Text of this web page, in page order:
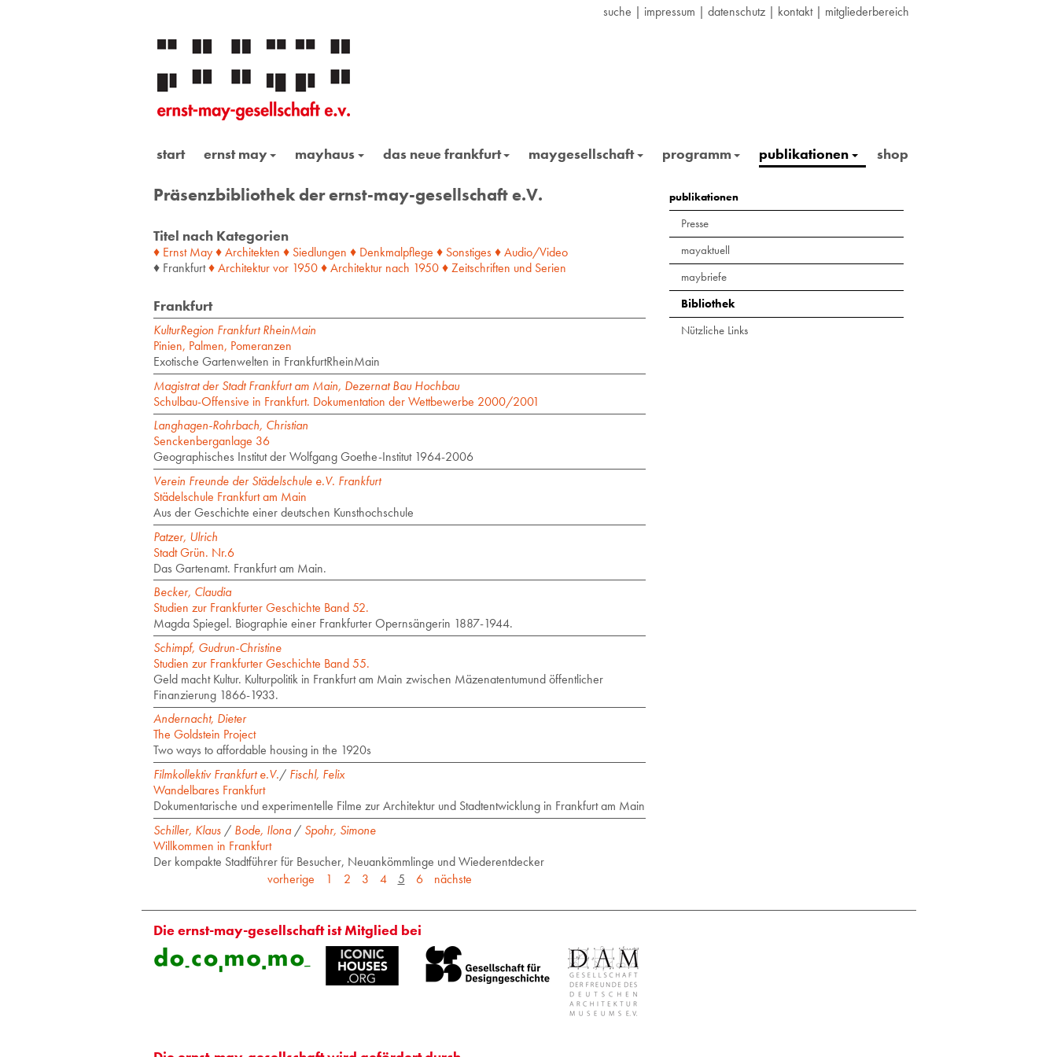
suche | impressum | datenschutz | kontakt| mitgliederbereich
start ernst may mayhaus das neue frankfurt maygesellschaft programm publikationen shop
Präsenzbibliothek der ernst-may-gesellschaft e.V.
Titel nach Kategorien
♦ Ernst May ♦ Architekten ♦ Siedlungen ♦ Denkmalpflege ♦ Sonstiges ♦ Audio/Video
♦ Frankfurt♦ Architektur vor 1950 ♦ Architektur nach 1950 ♦ Zeitschriften und Serien
Frankfurt
KulturRegion Frankfurt RheinMain
Pinien, Palmen, Pomeranzen
Exotische Gartenwelten in FrankfurtRheinMain
Magistrat der Stadt Frankfurt am Main, Dezernat Bau Hochbau
Schulbau-Offensive in Frankfurt. Dokumentation der Wettbewerbe 2000/2001
Langhagen-Rohrbach, Christian
Senckenberganlage 36
Geographisches Institut der Wolfgang Goethe-Institut 1964-2006
Verein Freunde der Städelschule e.V. Frankfurt
Städelschule Frankfurt am Main
Aus der Geschichte einer deutschen Kunsthochschule
Patzer, Ulrich
Stadt Grün. Nr.6
Das Gartenamt. Frankfurt am Main.
Becker, Claudia
Studien zur Frankfurter Geschichte Band 52.
Magda Spiegel. Biographie einer Frankfurter Opernsängerin 1887-1944.
Schimpf, Gudrun-Christine
Studien zur Frankfurter Geschichte Band 55.
Geld macht Kultur. Kulturpolitik in Frankfurt am Main zwischen Mäzenatentumund öffentlicher
Finanzierung 1866-1933.
Andernacht, Dieter
The Goldstein Project
Two ways to affordable housing in the 1920s
Filmkollektiv Frankfurt e.V./ Fischl, Felix
Wandelbares Frankfurt
Dokumentarische und experimentelle Filme zur Architektur und Stadtentwicklung in Frankfurt am Main
Schiller, Klaus / Bode, Ilona/ Spohr, Simone
Willkommen in Frankfurt
Der kompakte Stadtführer für Besucher, Neuankömmlinge und Wiederentdecker
vorherige
1 2 3 4 5 6 nächste
publikationen
Presse
mayaktuell
maybriefe
Bibliothek
Nützliche Links
Die ernst-may-gesellschaft ist Mitglied bei